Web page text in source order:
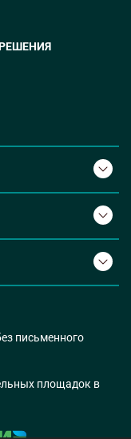
письменного
площадок в